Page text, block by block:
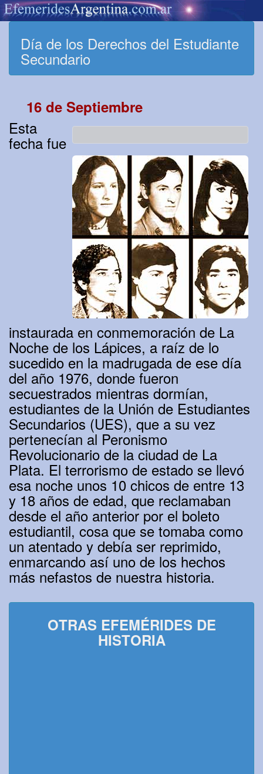
Día de los Derechos del Estudiante
Secundario
16 de Septiembre
Esta
fecha fue
instaurada en conmemoración de La
Noche de los Lápices, a raíz de lo
sucedido en la madrugada de ese día
del año 1976, donde fueron
secuestrados mientras dormían,
estudiantes de la Unión de Estudiantes
Secundarios (UES), que a su vez
pertenecían al Peronismo
Revolucionario de la ciudad de La
Plata. El terrorismo de estado se llevó
esa noche unos 10 chicos de entre 13
y 18 años de edad, que reclamaban
desde el año anterior por el boleto
estudiantil, cosa que se tomaba como
un atentado y debía ser reprimido,
enmarcando así uno de los hechos
más nefastos de nuestra historia.
OTRAS EFEMÉRIDES DE
HISTORIA